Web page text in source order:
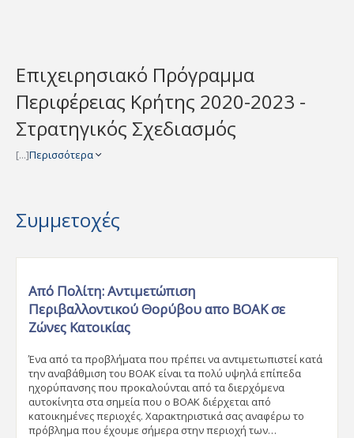
Επιχειρησιακό Πρόγραμμα
Περιφέρειας Κρήτης 2020-2023 -
Στρατηγικός Σχεδιασμός
[...]Περισσότερα
Συμμετοχές
Από Πολίτη:Αντιμετώπιση
Περιβαλλοντικού Θορύβου απο ΒΟΑΚ σε
Ζώνες Κατοικίας
Ένα από τα προβλήματα που πρέπει να αντιμετωπιστεί κατά
την αναβάθμιση του ΒΟΑΚ είναι τα πολύ υψηλά επίπεδα
ηχορύπανσης που προκαλούνται από τα διερχόμενα
αυτοκίνητα στα σημεία που ο ΒΟΑΚ διέρχεται από
κατοικημένες περιοχές. Χαρακτηριστικά σας αναφέρω το
πρόβλημα που έχουμε σήμερα στην περιοχή των…